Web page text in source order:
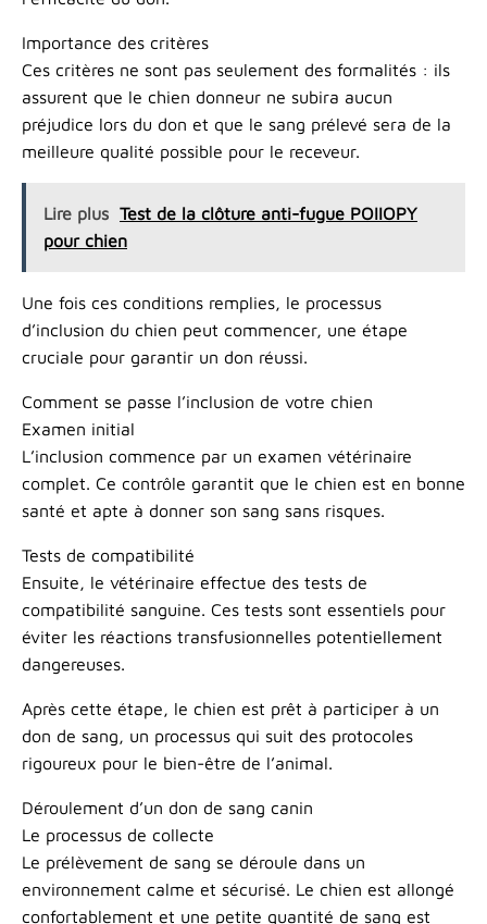
Importance des critères
Ces critères ne sont pas seulement des formalités : ils
assurent que le chien donneur ne subira aucun
préjudice lors du don et que le sang prélevé sera de la
meilleure qualité possible pour le receveur.
Lire plus Test de la clôture anti-fugue POIIOPY
pour chien
Une fois ces conditions remplies, le processus
d’inclusion du chien peut commencer, une étape
cruciale pour garantir un don réussi.
Comment se passe l’inclusion de votre chien
Examen initial
L’inclusion commence par un examen vétérinaire
complet. Ce contrôle garantit que le chien est en bonne
santé et apte à donner son sang sans risques.
Tests de compatibilité
Ensuite, le vétérinaire effectue des tests de
compatibilité sanguine. Ces tests sont essentiels pour
éviter les réactions transfusionnelles potentiellement
dangereuses.
Après cette étape, le chien est prêt à participer à un
don de sang, un processus qui suit des protocoles
rigoureux pour le bien-être de l’animal.
Déroulement d’un don de sang canin
Le processus de collecte
Le prélèvement de sang se déroule dans un
environnement calme et sécurisé. Le chien est allongé
confortablement et une petite quantité de sang est